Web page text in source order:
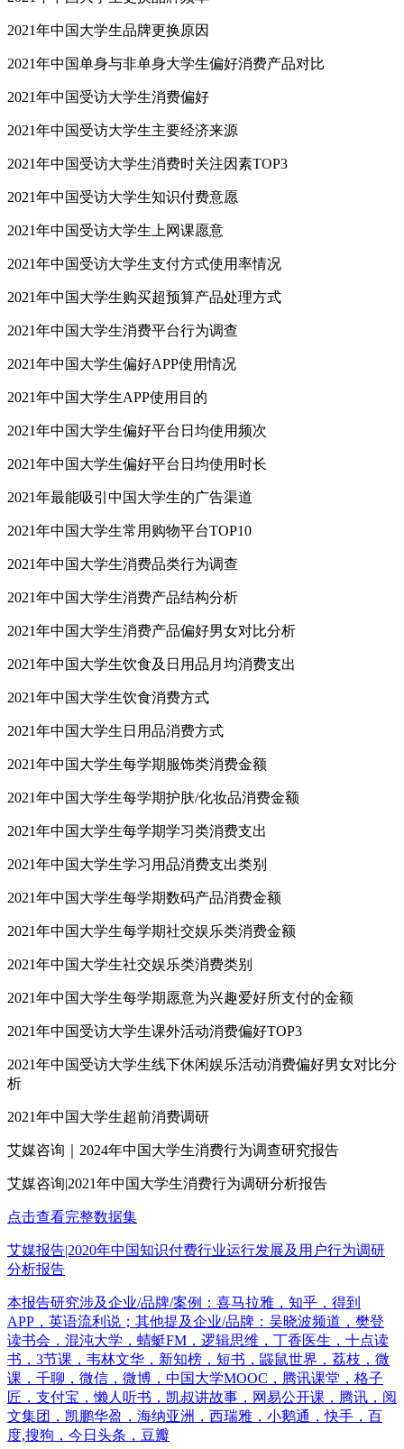
2021年中国大学生品牌更换原因
2021年中国单身与非单身大学生偏好消费产品对比
2021年中国受访大学生消费偏好
2021年中国受访大学生主要经济来源
2021年中国受访大学生消费时关注因素TOP3
2021年中国受访大学生知识付费意愿
2021年中国受访大学生上网课愿意
2021年中国受访大学生支付方式使用率情况
2021年中国大学生购买超预算产品处理方式
2021年中国大学生消费平台行为调查
2021年中国大学生偏好APP使用情况
2021年中国大学生APP使用目的
2021年中国大学生偏好平台日均使用频次
2021年中国大学生偏好平台日均使用时长
2021年最能吸引中国大学生的广告渠道
2021年中国大学生常用购物平台TOP10
2021年中国大学生消费品类行为调查
2021年中国大学生消费产品结构分析
2021年中国大学生消费产品偏好男女对比分析
2021年中国大学生饮食及日用品月均消费支出
2021年中国大学生饮食消费方式
2021年中国大学生日用品消费方式
2021年中国大学生每学期服饰类消费金额
2021年中国大学生每学期护肤/化妆品消费金额
2021年中国大学生每学期学习类消费支出
2021年中国大学生学习用品消费支出类别
2021年中国大学生每学期数码产品消费金额
2021年中国大学生每学期社交娱乐类消费金额
2021年中国大学生社交娱乐类消费类别
2021年中国大学生每学期愿意为兴趣爱好所支付的金额
2021年中国受访大学生课外活动消费偏好TOP3
2021年中国受访大学生线下休闲娱乐活动消费偏好男女对比分
析
2021年中国大学生超前消费调研
艾媒咨询｜2024年中国大学生消费行为调查研究报告
艾媒咨询|2021年中国大学生消费行为调研分析报告
点击查看完整数据集
艾媒报告|2020年中国知识付费行业运行发展及用户行为调研
分析报告
本报告研究涉及企业/品牌/案例：喜马拉雅，知乎，得到
APP，英语流利说；其他提及企业/品牌：吴晓波频道，樊登
读书会，混沌大学，蜻蜓FM，逻辑思维，丁香医生，十点读
书，3节课，韦林文华，新知榜，短书，鼹鼠世界，荔枝，微
课，千聊，微信，微博，中国大学MOOC，腾讯课堂，格子
匠，支付宝，懒人听书，凯叔讲故事，网易公开课，腾讯，阅
文集团，凯鹏华盈，海纳亚洲，西瑞雅，小鹅通，快手，百
度,搜狗，今日头条，豆瓣